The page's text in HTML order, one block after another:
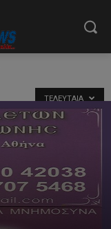
ΤΕΛΕΥΤΑΊΑ